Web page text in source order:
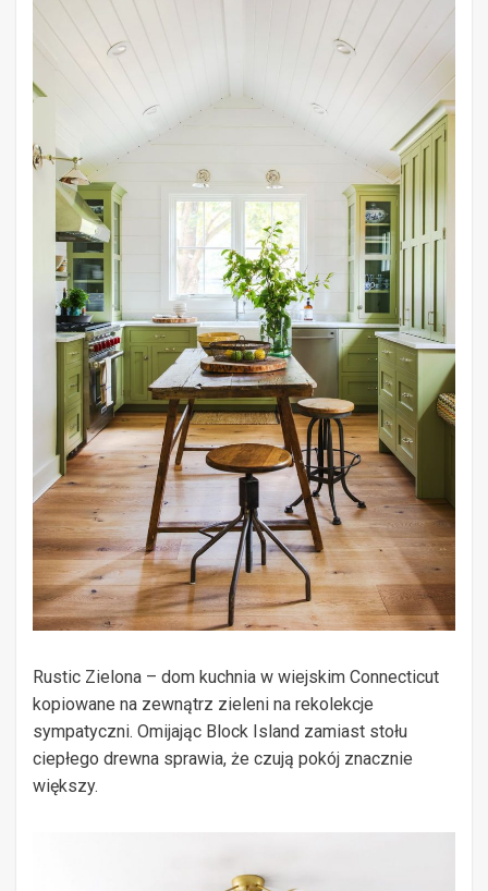
Rustic Zielona – dom kuchnia w wiejskim Connecticut
kopiowane na zewnątrz zieleni na rekolekcje
sympatyczni. Omijając Block Island zamiast stołu
ciepłego drewna sprawia, że ​​czują pokój znacznie
większy.